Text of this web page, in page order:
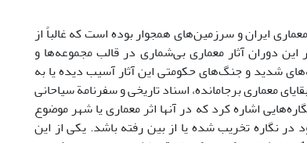
ایران و سرزمین‌‌های همجوار بوده است که غالباً از
این دوران آثار معماری بی‌شماری در قالب مجموعه‌‌ها و
شدید و جنگ‌‌های حکومتی این آثار آسیب دیده یا به
معماری برجامانده، اسناد تاریخی و سفرنامة سیاحانی
اشاره کرد که در آنها اثر معماری یا شهر موضوع
در نگاره تخریب شده یا از بین رفته باشد. یکی از این